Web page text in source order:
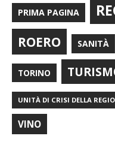
PRIMA PAGINA
ROERO SANITÀ
TORINO
UNITÀ DI CRISI DELLA
VINO